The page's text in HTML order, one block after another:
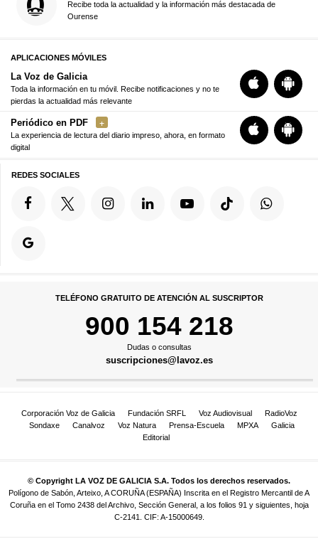
Recibe toda la actualidad y la información más destacada de
Ourense
APLICACIONES MÓVILES
La Voz de Galicia
Toda la información en tu móvil. Recibe notificaciones y no te
pierdas la actualidad más relevante
Periódico en PDF
La experiencia de lectura del diario impreso, ahora, en formato
digital
REDES SOCIALES
TELÉFONO GRATUITO DE ATENCIÓN AL SUSCRIPTOR
900 154 218
Dudas o consultas
suscripciones@lavoz.es
Corporación Voz de Galicia Fundación SRFL Voz Audiovisual
RadioVoz
Sondaxe
Canalvoz Voz Natura Prensa-Escuela MPXA
Galicia
Editorial
© Copyright LA VOZ DE GALICIA S.A. Todos los derechos reservados.
Polígono de Sabón, Arteixo, A CORUÑA (ESPAÑA) Inscrita en el Registro Mercantil de A
Coruña en el Tomo 2438 del Archivo, Sección General, a los folios 91 y siguientes, hoja
C-2141. CIF: A-15000649.